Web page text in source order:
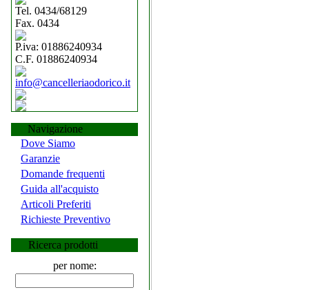
Tel. 0434/68129
Fax. 0434
P.iva: 01886240934
C.F. 01886240934
info@cancelleriaodorico.it
Navigazione
Dove Siamo
Garanzie
Domande frequenti
Guida all'acquisto
Articoli Preferiti
Richieste Preventivo
Ricerca prodotti
per nome: